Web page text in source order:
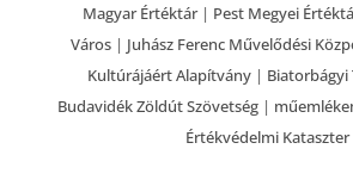
Magyar Értéktár| Pest Megyei
Város| Juhász Ferenc Művelődési
Kultúrájáért Alapítvány| Biatorbágyi
Budavidék Zöldút Szövetség |
Értékvédelmi Kataszter